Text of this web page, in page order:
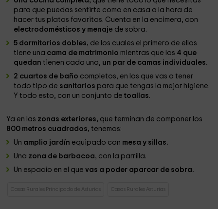
para que puedas sentirte como en casa a la hora de
hacer tus platos favoritos. Cuenta en la encimera, con
electrodomésticos y menaje de sobra.
5 dormitorios dobles, de los cuales el primero de ellos
tiene una cama de matrimonio mientras que los 4 que
quedantienen cada uno, un par de camas individuales.
2 cuartos de baño completos, en los que vas a tener
todo tipo de sanitarios para que tengas la mejor higiene.
Y todo esto, con un conjunto detoallas.
Ya en las zonas exteriores, que terminan de componer los
800 metros cuadrados,tenemos:
Un amplio jardín equipado con mesa y sillas.
Una zona de barbacoa, con la parrilla.
Un espacio en el quevas a poder aparcar de sobra.
Casas Rurales Principado de Asturias Casas Rurales Asturias